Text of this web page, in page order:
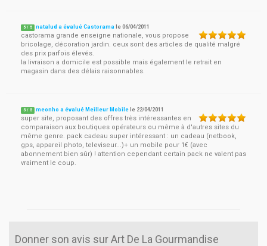
5 / 5 natalud a évalué Castorama le06/04/2011
castorama grande enseigne nationale, vous propose
bricolage, décoration jardin. ceux sont des articles de qualité malgré
des prix parfois élevés.
la livraison a domicile est possible mais également le retrait en
magasin dans des délais raisonnables.
5 / 5 meonho a évalué Meilleur Mobile le 22/04/2011
super site, proposant des offres très intéressantes en
comparaison aux boutiques opérateurs ou même à d'autres sites du
même genre. pack cadeau super intéressant : un cadeau (netbook,
gps, appareil photo, televiseur...)+ un mobile pour 1€ (avec
abonnement bien sûr) ! attention cependant certain pack ne valent pas
vraiment le coup.
Donner son avis sur Art De La Gourmandise